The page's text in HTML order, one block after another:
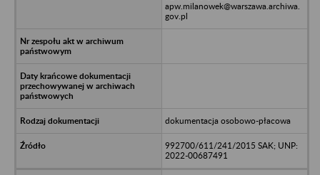
apw.milanowek@warszawa.archiwa.
gov.pl
dokumentacja osobowo-płacowa
992700/611/241/2015 SAK; UNP:
2022-00687491